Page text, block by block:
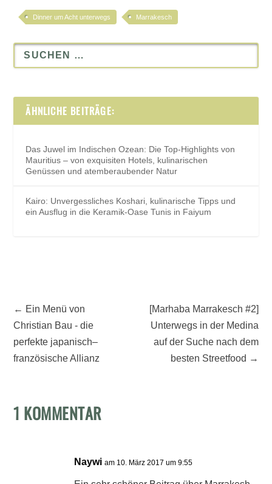
Dinner um Acht unterwegs Marrakesch
ÄHNLICHE BEITRÄGE:
Das Juwel im Indischen Ozean: Die Top-Highlights von
Mauritius – von exquisiten Hotels, kulinarischen
Genüssen und atemberaubender Natur
Kairo: Unvergessliches Koshari, kulinarische Tipps und
ein Ausflug in die Keramik-Oase Tunis in Faiyum
← Ein Menü von
Christian Bau - die
perfekte japanisch–
französische Allianz
[Marhaba Marrakesch #2]
Unterwegs in der Medina
auf der Suche nach dem
besten Streetfood →
1 KOMMENTAR
Naywi am 10. März 2017 um 9:55